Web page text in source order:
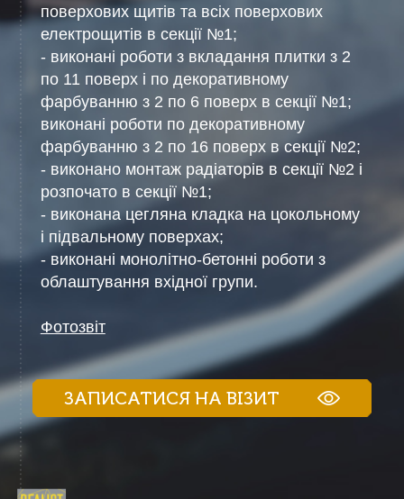
поверхових щитів та всіх поверхових
електрощитів в секції №1;
- виконані роботи з вкладання плитки з 2
по 11 поверх і по декоративному
фарбуванню з 2 по 6 поверх в секції №1;
виконані роботи по декоративному
фарбуванню з 2 по 16 поверх в секції №2;
- виконано монтаж радіаторів в секції №2 і
розпочато в секції №1;
- виконана цегляна кладка на цокольному
і підвальному поверхах;
- виконані монолітно-бетонні роботи з
облаштування вхідної групи.
Фотозвіт
ЗАПИСАТИСЯ НА ВІЗИТ